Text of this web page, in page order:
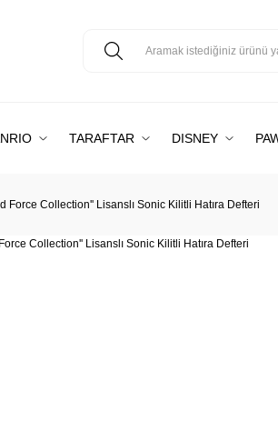
TARAFTAR DISNEY
Force Collection'' Lisanslı Sonic Kilitli Hatıra Defteri